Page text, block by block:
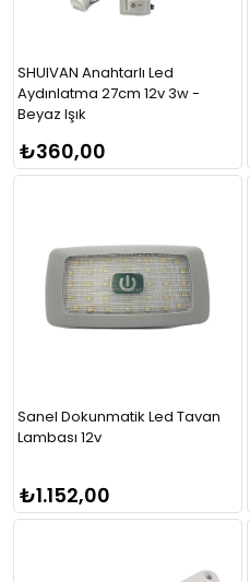
SHUIVAN Anahtarlı Led
Aydınlatma 27cm 12v 3w -
Beyaz Işık
₺360,00
Sanel Dokunmatik Led Tavan
Lambası 12v
₺1.152,00